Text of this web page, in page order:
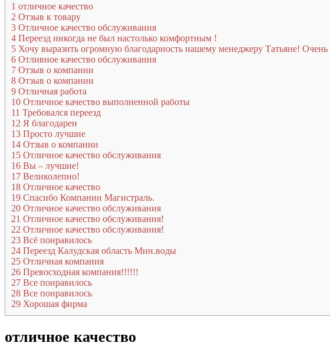
1 отличное качество
2 Отзыв к товару
3 Отличное качество обслуживания
4 Переезд никогда не был настолько комфортным !
5 Хочу выразить огромную благодарность нашему менеджеру Татьяне! Очень
6 Отливное качество обслуживания
7 Отзыв о компании
8 Отзыв о компании
9 Отличная работа
10 Отличное качество выполненной работы
11 Требовался переезд
12 Я благодарен
13 Просто лучшие
14 Отзыв о компании
15 Отличное качество обслуживания
16 Вы – лучшие!
17 Великолепно!
18 Отличное качество
19 Спасибо Компании Магистраль.
20 Отличное качество обслуживания
21 Отличное качество обслуживания!
22 Отличное качество обслуживания!
23 Всё понравилось
24 Переезд Калудская область Мин.воды
25 Отличная компания
26 Превосходная компания!!!!!!
27 Все понравилось
28 Все понравилось
29 Хорошая фирма
отличное качество